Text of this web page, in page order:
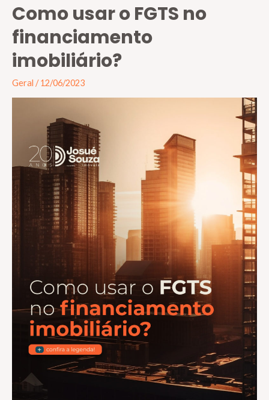
Como usar o FGTS no
financiamento
imobiliário?
Geral /12/06/2023